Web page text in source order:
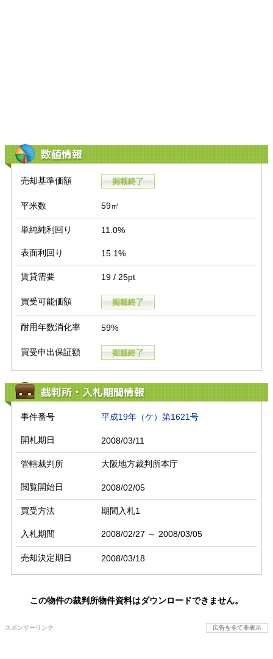
数値情報
売却基準価額
平米数 59㎡
単純純利回り 11.0%
表面利回り 15.1%
賃貸需要 19 / 25pt
買受可能価額
耐用年数消化率 59%
買受申出保証額
裁判所・入札期間情報
事件番号 平成19年（ケ）第1621号
開札期日 2008/03/11
管轄裁判所 大阪地方裁判所本庁
閲覧開始日 2008/02/05
買受方法 期間入札1
入札期間 2008/02/27 ～ 2008/03/05
売却決定期日 2008/03/18
この物件の裁判所物件資料はダウンロードできません。
スポンサーリンク 広告を全て非表示